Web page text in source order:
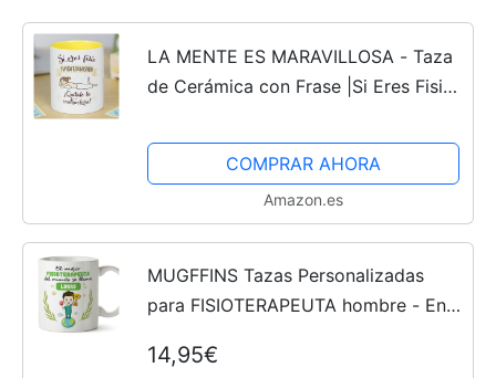
LA MENTE ES MARAVILLOSA - Taza
de Cerámica con Frase |Si Eres Fisio
Contractura!| 330 ml Regalo Original
para un...
COMPRAR AHORA
Amazon.es
MUGFFINS Tazas Personalizadas
para FISIOTERAPEUTA hombre - En
oz / 330 ml - Regalo Personalizable
14,95€